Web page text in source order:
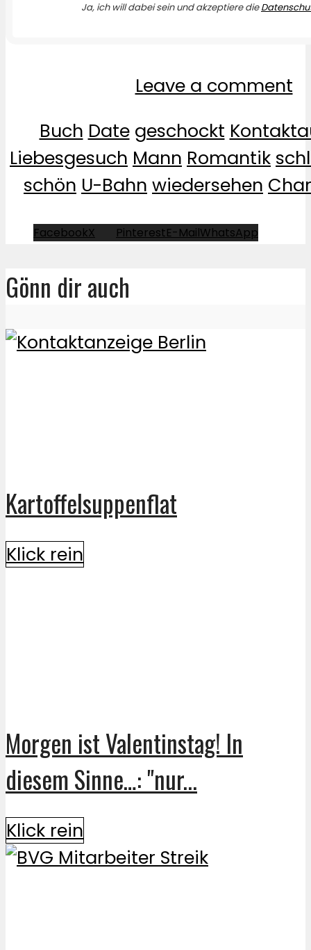
Ja, ich will dabei sein und akzeptiere die
Leave a comment
Buch Date geschockt
Liebesgesuch Mann Romantik
schön U-Bahn wiedersehen
FacebookX PinterestE-MailWhatsApp
Gönn dir auch
Kartoffelsuppenflat
Klick rein
Morgen ist Valentinstag! In
diesem Sinne…: "nur...
Klick rein